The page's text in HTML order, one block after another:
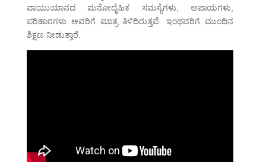
ವಾಯುಯಾನದ ಮನೋದೈಹಿಕ ಸಮಸ್ಯೆಗಳು, ಅಪಾಯಗಳು,
ಪರಿಹಾರಗಳು ಅವರಿಗೆ ಮಾತ್ರ ತಿಳಿದಿರುತ್ತವೆ. ಇಂಥವರಿಗೆ ಮುಂದಿನ
ಶಿಕ್ಷಣ ನೀಡುತ್ತಾರೆ.